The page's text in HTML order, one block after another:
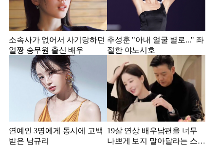
소속사가 없어서 사기당하던
얼짱 승무원 출신 배우
추성훈 "아내 얼굴 별로..." 좌
절한 야노시호
연예인 3명에게 동시에 고백
받은 남규리
19살 연상 배우남편을 너무
나쁘게 보지 말아달라는 스타